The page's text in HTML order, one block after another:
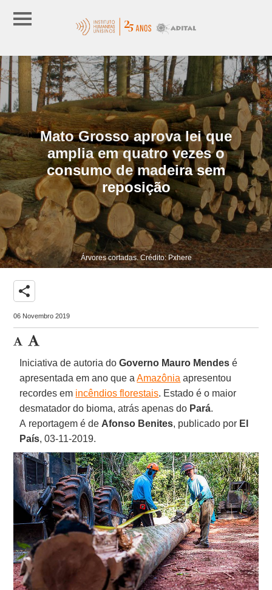
Mato Grosso aprova lei que
amplia em quatro vezes o
consumo de madeira sem
reposição
Árvores cortadas. Crédito: Pxhere
share
06 Novembro 2019
Iniciativa de autoria doGoverno Mauro Mendes é
apresentada em ano que aAmazônia apresentou
recordes em incêndios florestais. Estado é o maior
desmatador do bioma, atrás apenas do Pará.
A reportagem é de Afonso Benites, publicado por El
País, 03-11-2019.